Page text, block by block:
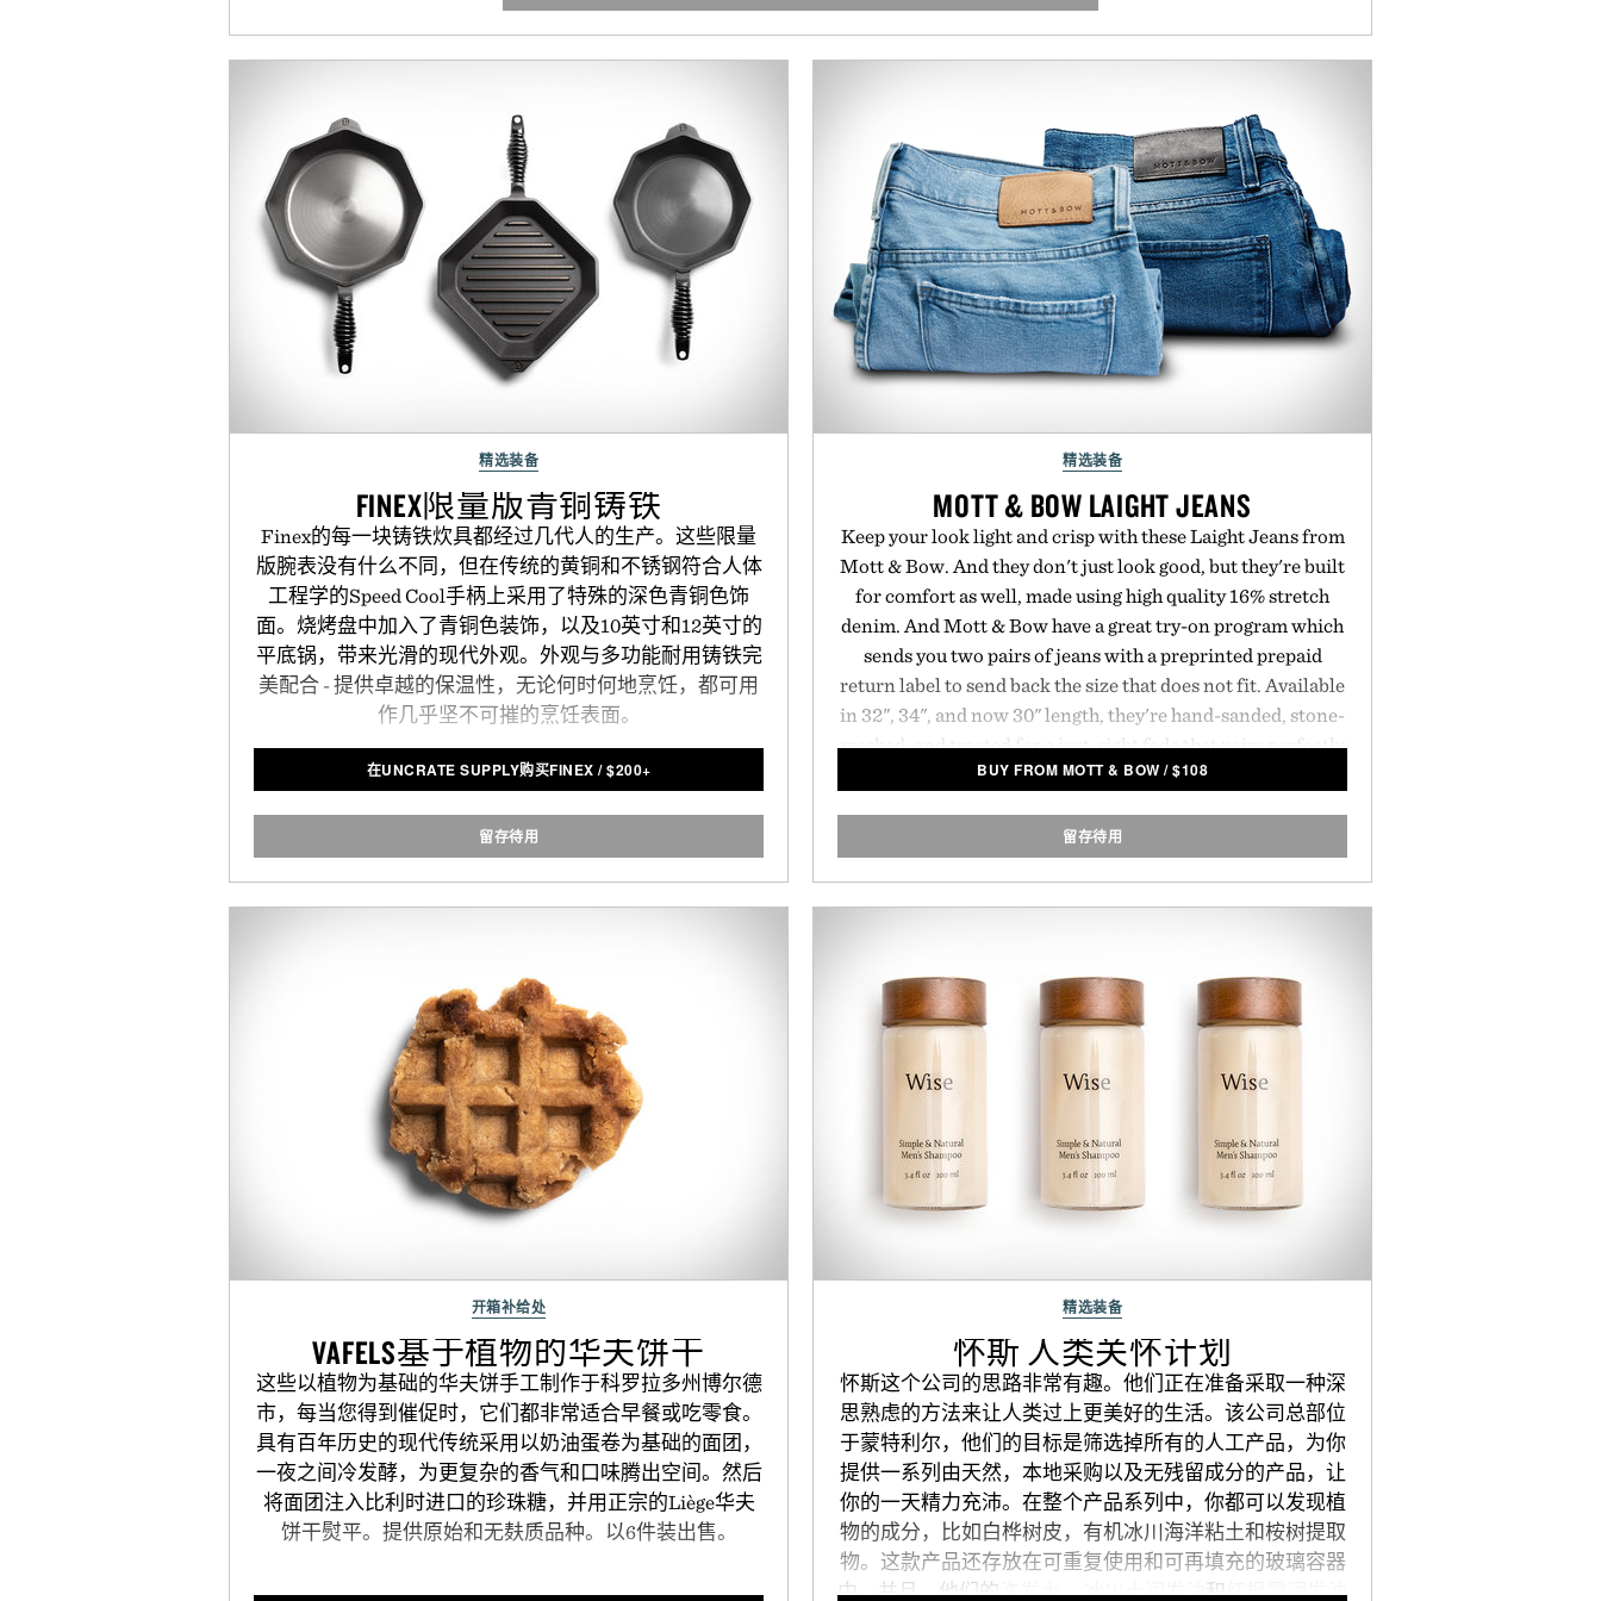
精选装备
FINEX限量版青铜铸铁
Finex的每一块铸铁炊具都经过几代人的生产。这些限量
版腕表没有什么不同，但在传统的黄铜和不锈钢符合人体
工程学的Speed Cool手柄上采用了特殊的深色青铜色饰
面。烧烤盘中加入了青铜色装饰，以及10英寸和12英寸的
平底锅，带来光滑的现代外观。外观与多功能耐用铸铁完
美配合 - 提供卓越的保温性，无论何时何地烹饪，都可用
作几乎坚不可摧的烹饪表面。
在UNCRATE SUPPLY购买FINEX /$200+
留存待用
精选装备
MOTT & BOW LAIGHT JEANS
Keep your look light and crisp with these Laight Jeans from
Mott & Bow. And they don't just look good, but they're built
for comfort as well, made using high quality 16% stretch
denim. And Mott & Bow have a great try-on program which
sends you two pairs of jeans with a preprinted prepaid
return label to send back the size that does not fit. Available
in 32", 34", and now 30" length, they're hand-sanded, stone-
washed, and treated for a just-right fade that pairs perfectly
with bright spring and summer tops and requires no break-
Presented by Mott & Bow.
BUY FROM MOTT & BOW /$108
留存待用
开箱补给处
VAFELS基于植物的华夫饼干
这些以植物为基础的华夫饼手工制作于科罗拉多州博尔德
市，每当您得到催促时，它们都非常适合早餐或吃零食。
具有百年历史的现代传统采用以奶油蛋卷为基础的面团，
一夜之间冷发酵，为更复杂的香气和口味腾出空间。然后
将面团注入比利时进口的珍珠糖，并用正宗的Liège华夫
饼干熨平。提供原始和无麸质品种。以6件装出售。
精选装备
怀斯 人类关怀计划
怀斯这个公司的思路非常有趣。他们正在准备采取一种深
思熟虑的方法来让人类过上更美好的生活。该公司总部位
于蒙特利尔，他们的目标是筛选掉所有的人工产品，为你
提供一系列由天然，本地采购以及无残留成分的产品，让
你的一天精力充沛。在整个产品系列中，你都可以发现植
物的成分，比如白桦树皮，有机冰川海洋粘土和桉树提取
物。这款产品还存放在可重复使用和可再填充的玻璃容器
中，并且，他们的洗发水，冰川土润发油和红枫霜润发油